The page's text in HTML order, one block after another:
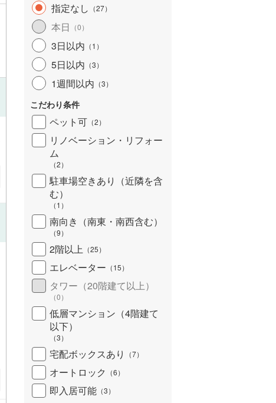
指定なし （27）
本日 （0）
3日以内 （1 ）
5日以内 （3）
1週間以内 （3）
こだわり条件
ペット可 （2）
リノベーション・リフォー
ム
（2）
駐車場空きあり（近隣を含
む）
（1 ）
南向き（南東・南西含む）
（9）
2階以上 （25）
エレベーター （15）
タワー（20階建て以上）
（0）
低層マンション（4階建て
以下）
（3）
宅配ボックスあり （7）
オートロック （6）
即入居可能 （3）